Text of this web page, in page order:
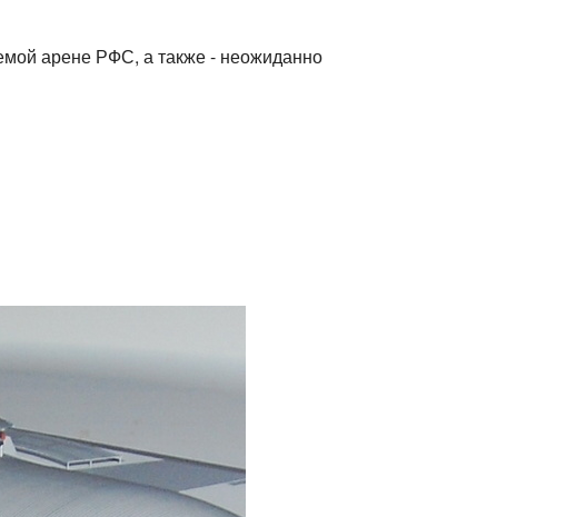
арене РФС, а также - неожиданно